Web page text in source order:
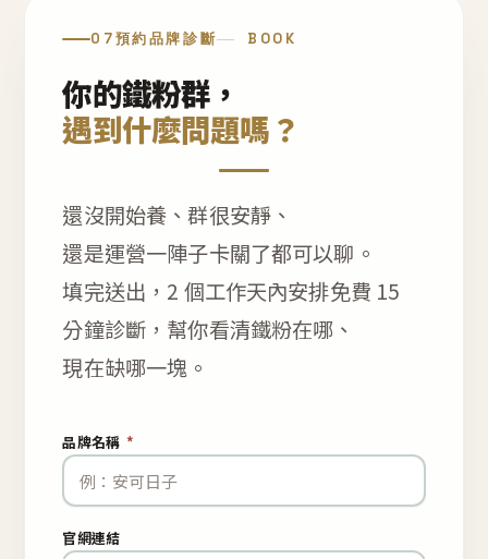
07預約品牌診斷 BOOK
你的鐵粉群，
遇到什麼問題嗎？
還沒開始養、群很安靜、
還是運營一陣子卡關了都可以聊。
填完送出，2 個工作天內安排免費 15
分鐘診斷，幫你看清鐵粉在哪、
現在缺哪一塊。
品牌名稱 *
官網連結